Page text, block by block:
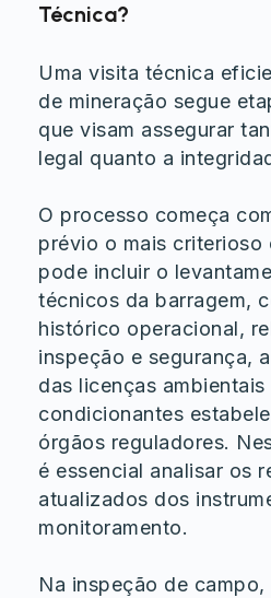
Técnica?
Uma visita técnica
de mineração segue
que visam assegurar
legal quanto a
O processo começa
prévio o mais criterioso
pode incluir o
técnicos da barragem,
histórico operacional,
inspeção e segurança,
das licenças ambientais
condicionantes
órgãos reguladores.
é essencial analisar os
atualizados dos
monitoramento.
Na inspeção de